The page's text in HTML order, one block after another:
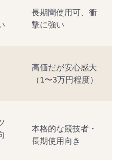
長期間使用可、衝
撃に強い
高価だが安心感大
（1〜3万円程度）
本格的な競技者・
長期使用向き